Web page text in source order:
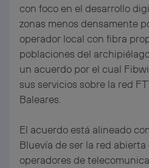
con foco en el desarrollo
zonas menos densamente
operador local con fibra
poblaciones del
un acuerdo por el cual
sus servicios sobre la red
Baleares.
El acuerdo está alineado
Bluevía de ser la red
operadores de